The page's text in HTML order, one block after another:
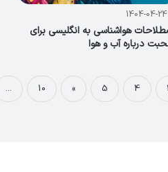
1404-04-24
هواشناسی به انگلیسی برای
درباره آب و هوا
4
5
»
10
...